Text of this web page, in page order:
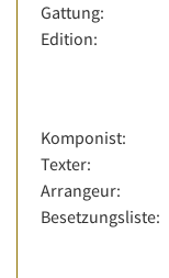
Gattung:
Edition:
Komponist:
Texter:
Arrangeur:
Besetzungsliste: